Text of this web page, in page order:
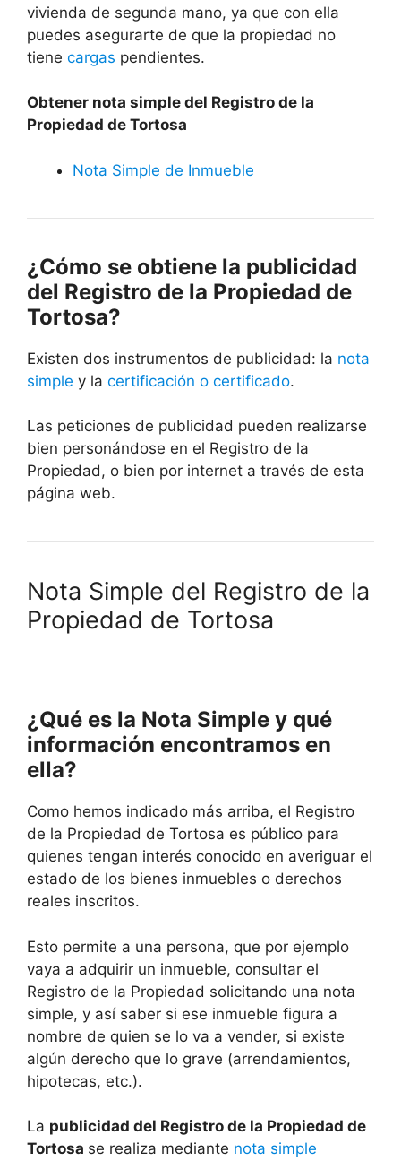
vivienda de segunda mano, ya que con ella
puedes asegurarte de que la propiedad no
tiene cargas pendientes.
Obtener nota simple del Registro de la
Propiedad de Tortosa
Nota Simple de Inmueble
¿Cómo se obtiene la publicidad
del Registro de la Propiedad de
Tortosa?
Existen dos instrumentos de publicidad: la nota
simple y la certificación o certificado.
Las peticiones de publicidad pueden realizarse
bien personándose en el Registro de la
Propiedad, o bien por internet a través de esta
página web.
Nota Simple del Registro de la
Propiedad de Tortosa
¿Qué es la Nota Simple y qué
información encontramos en
ella?
Como hemos indicado más arriba, el Registro
de la Propiedad de Tortosa es público para
quienes tengan interés conocido en averiguar el
estado de los bienes inmuebles o derechos
reales inscritos.
Esto permite a una persona, que por ejemplo
vaya a adquirir un inmueble, consultar el
Registro de la Propiedad solicitando una nota
simple, y así saber si ese inmueble figura a
nombre de quien se lo va a vender, si existe
algún derecho que lo grave (arrendamientos,
hipotecas, etc.).
La publicidad del Registro de la Propiedad de
Tortosa se realiza mediante nota simple